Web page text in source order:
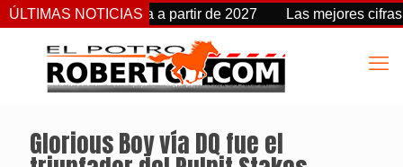
ÚLTIMAS NOTICIAS
de fecha a partir de 2027 Las mejores cifras Beyer
Glorious Boy vía DQ fue el